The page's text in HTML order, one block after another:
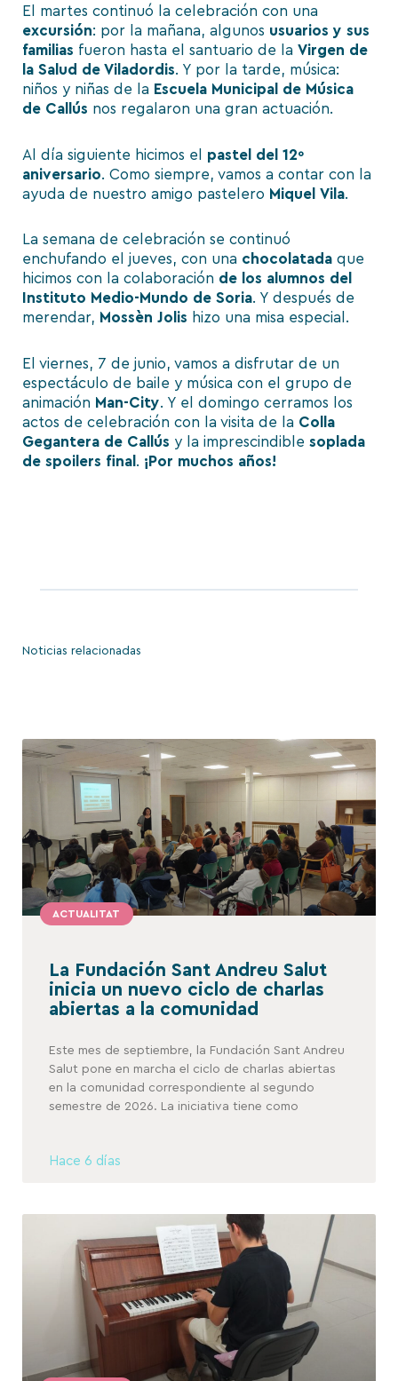
El martes continuó la celebración con una
excursión: por la mañana, algunos usuarios y sus
familias fueron hasta el santuario de la Virgen de
la Salud de Viladordis. Y por la tarde, música:
niños y niñas de la Escuela Municipal de Música
de Callús nos regalaron una gran actuación.
Al día siguiente hicimos el pastel del 12º
aniversario. Como siempre, vamos a contar con la
ayuda de nuestro amigo pastelero Miquel Vila.
La semana de celebración se continuó
enchufando el jueves, con una chocolatada que
hicimos con la colaboración de los alumnos del
Instituto Medio-Mundo de Soria. Y después de
merendar, Mossèn Jolis hizo una misa especial.
El viernes, 7 de junio, vamos a disfrutar de un
espectáculo de baile y música con el grupo de
animación Man-City. Y el domingo cerramos los
actos de celebración con la visita de la Colla
Gegantera de Callús y la imprescindible soplada
de spoilers final . ¡Por muchos años!
Noticias relacionadas
ACTUALITAT
La Fundación Sant Andreu Salut
inicia un nuevo ciclo de charlas
abiertas a la comunidad
Este mes de septiembre, la Fundación Sant Andreu
Salut pone en marcha el ciclo de charlas abiertas
en la comunidad correspondiente al segundo
semestre de 2026. La iniciativa tiene como
Hace 6 días